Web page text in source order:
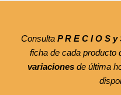
Consulta P R E C I O S y
ficha de cada producto
variacionesde última